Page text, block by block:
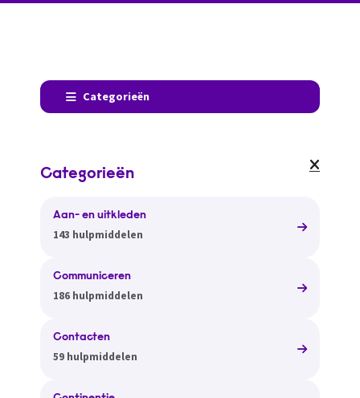
Categorieën
Categorieën
Aan- en uitkleden
143 hulpmiddelen
Communiceren
186 hulpmiddelen
Contacten
59 hulpmiddelen